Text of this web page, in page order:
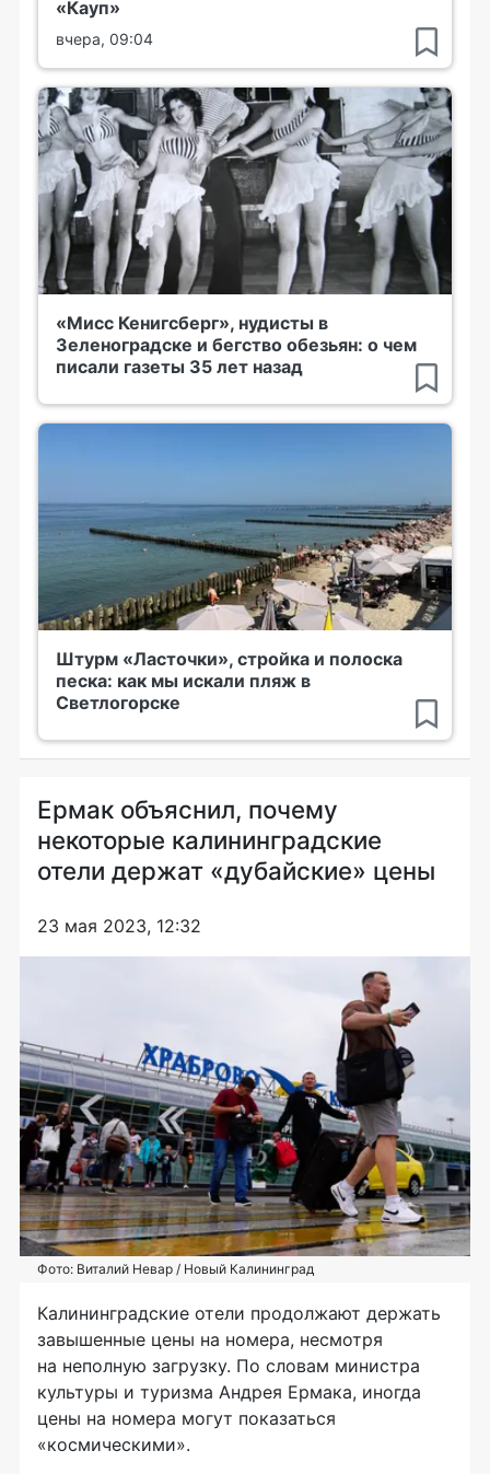
«Кауп»
вчера, 09:04
«Мисс Кенигсберг», нудисты в
Зеленоградске и бегство обезьян: о чем
писали газеты 35 лет назад
Штурм «Ласточки», стройка и полоска
песка: как мы искали пляж в
Светлогорске
Ермак объяснил, почему
некоторые калининградские
отели держат «дубайские» цены
23 мая 2023, 12:32
Фото: Виталий Невар / Новый Калининград
Калининградские отели продолжают держать
завышенные цены на номера, несмотря
на неполную загрузку. По словам министра
культуры и туризма Андрея Ермака, иногда
цены на номера могут показаться
«космическими».